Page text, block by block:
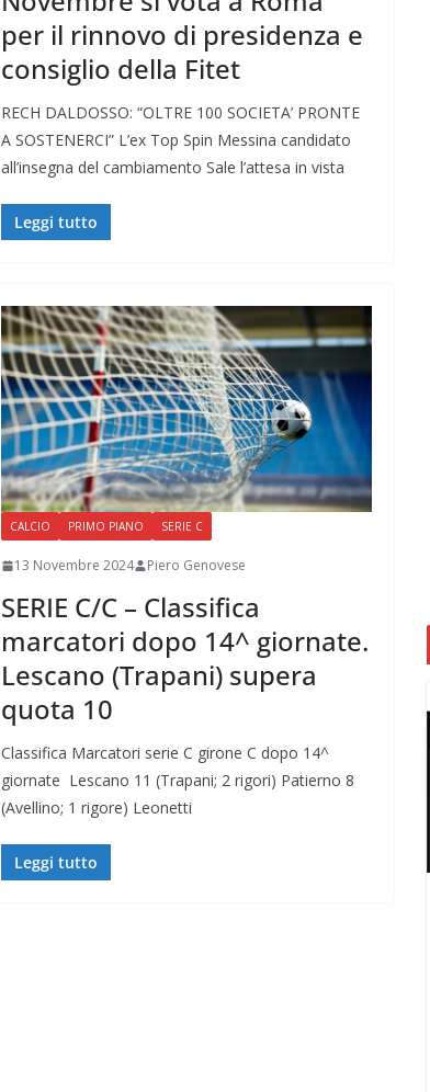
per il rinnovo di presidenza e
consiglio della Fitet
RECH DALDOSSO: “OLTRE 100 SOCIETA’ PRONTE
A SOSTENERCI” L’ex Top Spin Messina candidato
all’insegna del cambiamento Sale l’attesa in vista
Leggi tutto
CALCIO PRIMO PIANO SERIE C
13 Novembre 2024 Piero Genovese
SERIE C/C – Classifica
marcatori dopo 14^ giornate.
Lescano (Trapani) supera
quota 10
Classifica Marcatori serie C girone C dopo 14^
giornate Lescano 11 (Trapani; 2 rigori) Patierno 8
(Avellino; 1 rigore) Leonetti
Leggi tutto